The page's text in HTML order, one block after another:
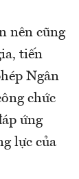
nên cũng
tiến
Ngân
chức
ứng
lực của